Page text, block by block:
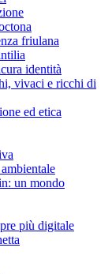
friulana
identità
vivaci e ricchi di
ed etica
un mondo
più digitale